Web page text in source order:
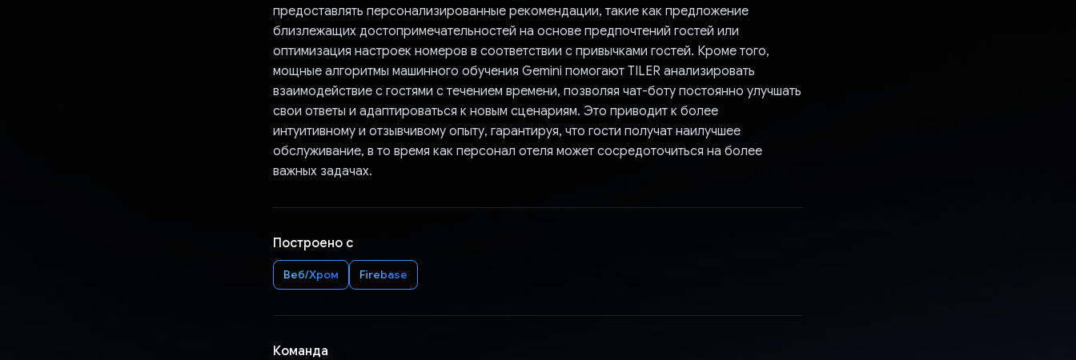
предоставлять персонализированные рекомендации, такие как предложение
близлежащих достопримечательностей на основе предпочтений гостей или
оптимизация настроек номеров в соответствии с привычками гостей. Кроме того,
мощные алгоритмы машинного обучения Gemini помогают TILER анализировать
взаимодействие с гостями с течением времени, позволяя чат-боту постоянно улучшать
свои ответы и адаптироваться к новым сценариям. Это приводит к более
интуитивному и отзывчивому опыту, гарантируя, что гости получат наилучшее
обслуживание, в то время как персонал отеля может сосредоточиться на более
важных задачах.
Построено с
Веб/Хром Firebase
Команда